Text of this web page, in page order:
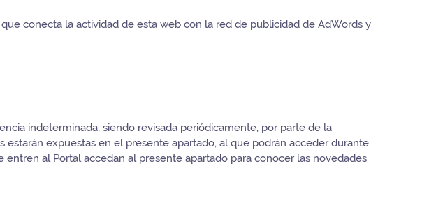
conecta la actividad de esta web con la red de publicidad de AdWords y
indeterminada, siendo revisada periódicamente, por parte de la
expuestas en el presente apartado, al que podrán acceder durante
al Portal accedan al presente apartado para conocer las novedades